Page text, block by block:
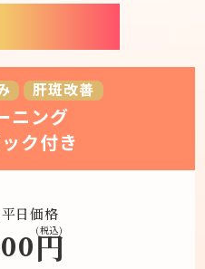
ング
肝斑改善
ニング
ク付き
日価格
円
(税込)